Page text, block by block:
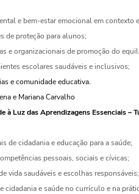
e bem-estar emocional em contexto
de proteção para alunos;
e organizacionais de promoção do
escolares saudáveis e inclusivos;
e comunidade educativa.
e Mariana Carvalho
à Luz das Aprendizagens Essenciais –
de cidadania e educação para a saúde;
pessoais, sociais e cívicas;
vida saudáveis e escolhas responsáveis;
cidadania e saúde no currículo e na